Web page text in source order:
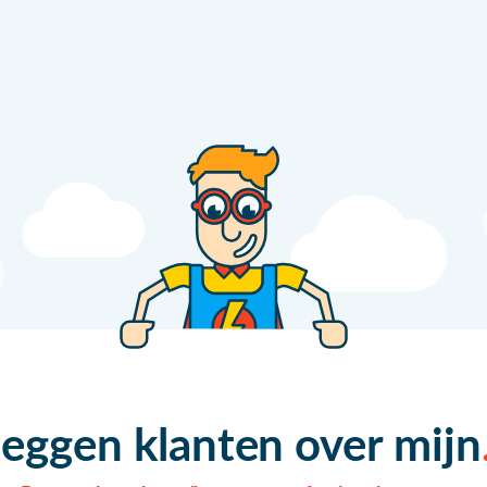
klanten over mijn